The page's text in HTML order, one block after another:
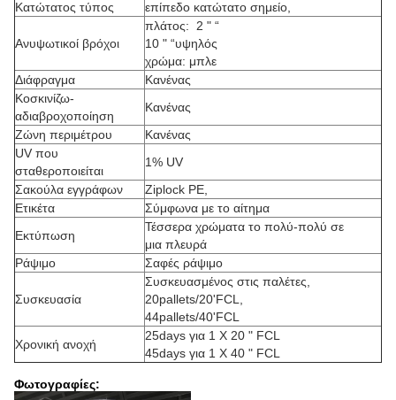
Κατώτατος τύπος επίπεδο κατώτατο σημείο,
Ανυψωτικοί βρόχοι
πλάτος: 2 " “
10 " “υψηλός
χρώμα: μπλε
Διάφραγμα
Κανένας
Κοσκινίζω-
αδιαβροχοποίηση
Κανένας
Ζώνη περιμέτρου
Κανένας
UV που
σταθεροποιείται
1% UV
Σακούλα εγγράφων
Ziplock PE,
Ετικέτα
Σύμφωνα με το αίτημα
Εκτύπωση
Τέσσερα χρώματα το πολύ-πολύ σε
μια πλευρά
Ράψιμο
Σαφές ράψιμο
Συσκευασία
Συσκευασμένος στις παλέτες,
20pallets/20'FCL,
44pallets/40'FCL
Χρονική ανοχή
25days για 1 X 20 " FCL
45days για 1 X 40 " FCL
Φωτογραφίες: